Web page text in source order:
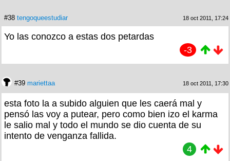
#38 tengoqueestudiar 18 oct 2011, 17:24
Yo las conozco a estas dos petardas
-3
#39 mariettaa 18 oct 2011, 17:30
esta foto la a subido alguien que les caerá mal y
pensó las voy a putear, pero como bien izo el karma
le salio mal y todo el mundo se dio cuenta de su
intento de venganza fallida.
4